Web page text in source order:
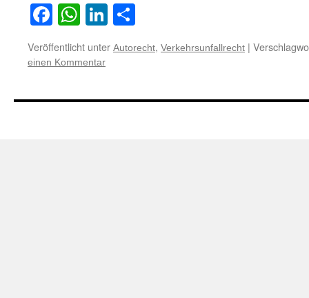
Facebook
WhatsApp
LinkedIn
Veröffentlicht unter Autorecht, Verkehrsunfallrecht |
einen Kommentar